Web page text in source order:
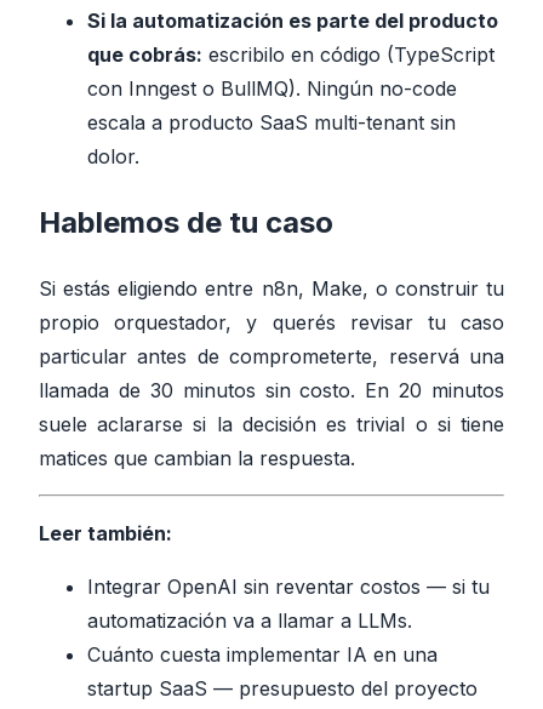
Si la automatización es parte del producto
que cobrás: escribilo en código (TypeScript
con Inngest o BullMQ). Ningún no-code
escala a producto SaaS multi-tenant sin
dolor.
Hablemos de tu caso
Si estás eligiendo entre n8n, Make, o construir tu
propio orquestador, y querés revisar tu caso
particular antes de comprometerte, reservá una
llamada de 30 minutos sin costo. En 20 minutos
suele aclararse si la decisión es trivial o si tiene
matices que cambian la respuesta.
Leer también:
Integrar OpenAI sin reventar costos — si tu
automatización va a llamar a LLMs.
Cuánto cuesta implementar IA en una
startup SaaS — presupuesto del proyecto